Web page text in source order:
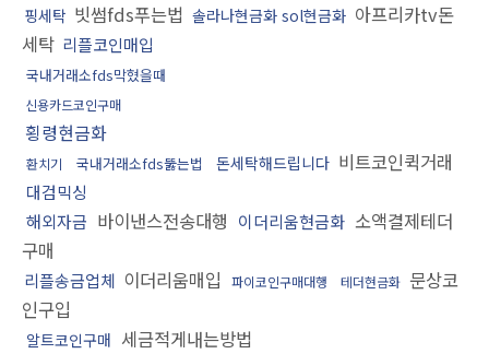
핑세탁 빗썸fds푸는법 솔라나현금화 sol현금화 아프리카tv돈
세탁 리플코인매입
국내거래소fds막혔을때
신용카드코인구매
횡령현금화
환치기 국내거래소fds뚫는법 돈세탁해드립니다 비트코인퀵거래
대검믹싱
해외자금 바이낸스전송대행 이더리움현금화 소액결제테더
구매
리플송금업체 이더리움매입 파이코인구매대행 테더현금화 문상코
인구입
알트코인구매 세금적게내는방법